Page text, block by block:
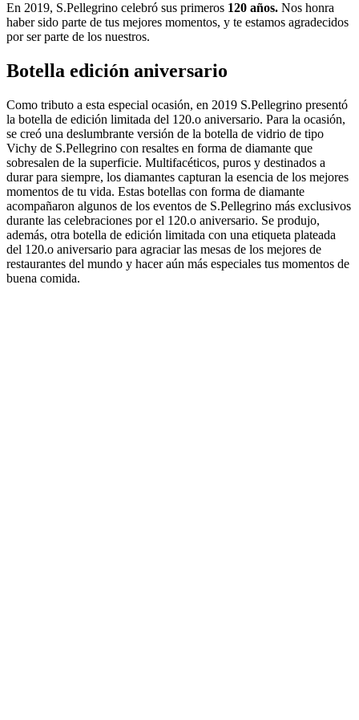
En 2019, S.Pellegrino celebró sus primeros 120 años. Nos honra
haber sido parte de tus mejores momentos, y te estamos agradecidos
por ser parte de los nuestros.
Botella edición aniversario
Como tributo a esta especial ocasión, en 2019 S.Pellegrino presentó
la botella de edición limitada del 120.o aniversario. Para la ocasión,
se creó una deslumbrante versión de la botella de vidrio de tipo
Vichy de S.Pellegrino con resaltes en forma de diamante que
sobresalen de la superficie. Multifacéticos, puros y destinados a
durar para siempre, los diamantes capturan la esencia de los mejores
momentos de tu vida. Estas botellas con forma de diamante
acompañaron algunos de los eventos de S.Pellegrino más exclusivos
durante las celebraciones por el 120.o aniversario. Se produjo,
además, otra botella de edición limitada con una etiqueta plateada
del 120.o aniversario para agraciar las mesas de los mejores de
restaurantes del mundo y hacer aún más especiales tus momentos de
buena comida.